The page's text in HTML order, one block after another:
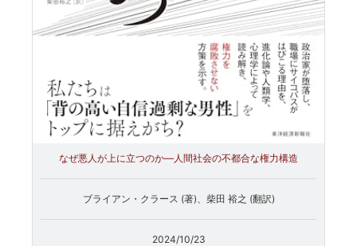
なぜ悪人が上に立つのか―人間社会の不都合な権力構造
ブライアン・クラース (著)、柴田 裕之 (翻訳)
2024/10/23